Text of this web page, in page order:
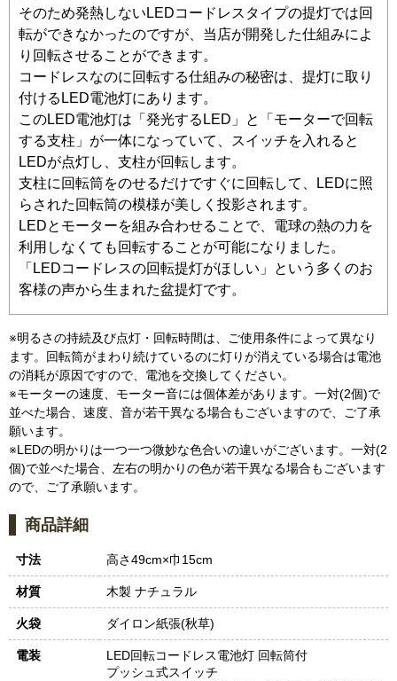
そのため発熱しないLEDコードレスタイプの提灯では回
転ができなかったのですが、当店が開発した仕組みによ
り回転させることができます。
コードレスなのに回転する仕組みの秘密は、提灯に取り
付けるLED電池灯にあります。
このLED電池灯は「発光するLED」と「モーターで回転
する支柱」が一体になっていて、スイッチを入れると
LEDが点灯し、支柱が回転します。
支柱に回転筒をのせるだけですぐに回転して、LEDに照
らされた回転筒の模様が美しく投影されます。
LEDとモーターを組み合わせることで、電球の熱の力を
利用しなくても回転することが可能になりました。
「LEDコードレスの回転提灯がほしい」という多くのお
客様の声から生まれた盆提灯です。
※明るさの持続及び点灯・回転時間は、ご使用条件によって異なり
ます。回転筒がまわり続けているのに灯りが消えている場合は電池
の消耗が原因ですので、電池を交換してください。
※モーターの速度、モーター音には個体差があります。一対(2個)で
並べた場合、速度、音が若干異なる場合もございますので、ご了承
願います。
※LEDの明かりは一つ一つ微妙な色合いの違いがございます。一対(2
個)で並べた場合、左右の明かりの色が若干異なる場合もございます
ので、ご了承願います。
商品詳細
寸法 高さ49cm×巾15cm
材質 木製 ナチュラル
火袋 ダイロン紙張(秋草)
電装
LED回転コードレス電池灯 回転筒付
プッシュ式スイッチ